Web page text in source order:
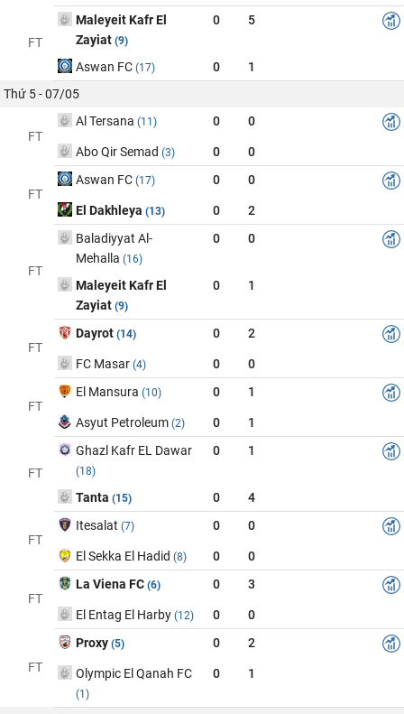
FT
Maleyeit Kafr El
Zayiat (9)
0 5
Aswan FC (17) 0
1
Thứ 5 - 07/05
FT
Al Tersana (11) 0 0
Abo Qir Semad (3) 0 0
FT
Aswan FC (17) 0 0
El Dakhleya (13) 0 2
FT
Baladiyyat Al-
Mehalla (16)
0 0
Maleyeit Kafr El
Zayiat (9)
0 1
FT
Dayrot (14) 0 2
FC Masar (4) 0 0
FT
El Mansura (10) 0 1
Asyut Petroleum (2) 0 1
FT
Ghazl Kafr EL Dawar
(18)
0 1
Tanta (15) 0 4
FT
Itesalat (7) 0 0
El Sekka El Hadid (8) 0 0
FT
La Viena FC (6) 0 3
El Entag El Harby (12) 0 0
FT
Proxy (5) 0 2
Olympic El Qanah FC
(1)
0 1